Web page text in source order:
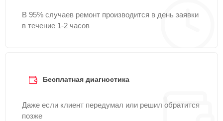
В 95% случаев ремонт производится в день заявки
в течение 1-2 часов
Бесплатная диагностика
Даже если клиент передумал или решил обратится
позже